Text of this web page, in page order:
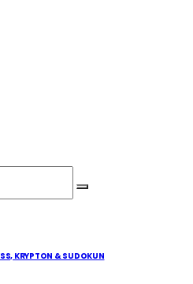
KRYPTON & SUDOKUN